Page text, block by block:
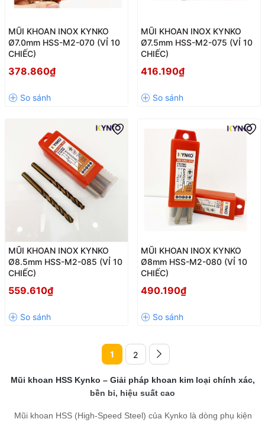
MŨI KHOAN INOX KYNKO
Ø7.0mm HSS-M2-070 (VỈ 10
CHIẾC)
378.860₫
MŨI KHOAN INOX KYNKO
Ø7.5mm HSS-M2-075 (VỈ 10
CHIẾC)
416.190₫
MŨI KHOAN INOX KYNKO
Ø8.5mm HSS-M2-085 (VỈ 10
CHIẾC)
559.610₫
MŨI KHOAN INOX KYNKO
Ø8mm HSS-M2-080 (VỈ 10
CHIẾC)
490.190₫
1 2
Mũi khoan HSS Kynko – Giải pháp khoan kim loại chính xác,
bền bỉ, hiệu suất cao
Mũi khoan HSS (High-Speed Steel) của Kynko là dòng phụ kiện